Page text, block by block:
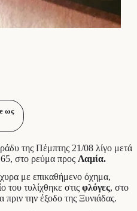
ως
της Πέμπτης 21/08 λίγο μετά
στο ρεύμα προς Λαμία.
με επικαθήμενο όχημα,
του τυλίχθηκε στις φλόγες, στο
πριν την έξοδο της Ξυνιάδας.